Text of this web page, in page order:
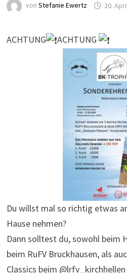
von Stefanie Ewertz 20.
ACHTUNG ACHTUNG
Du willst mal so richtig etwas
Hause nehmen?
Dann solltest du, sowohl beim
beim RuFV Bruckhausen, als
Classics beim